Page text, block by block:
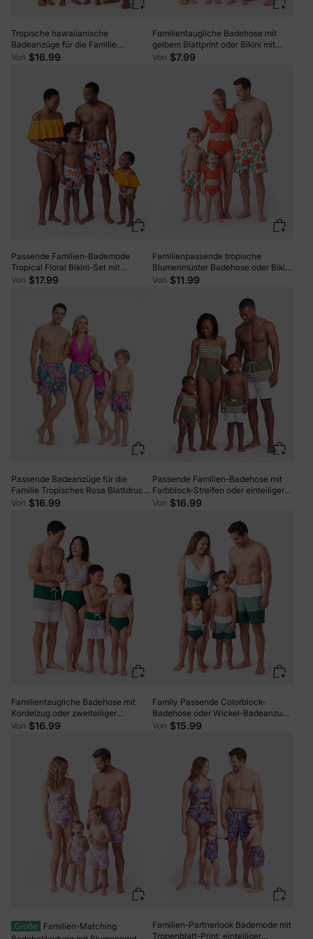
Tropische hawaiianische
Badeanzüge für die Familie
passende Bademode orange
Von $16.99
Familientaugliche Badehose mit
gelbem Blattprint oder Bikini mit
gerüschten Flatterärmeln und
Von $7.99
Passende Familien-Bademode
Tropical Floral Bikini-Set mit
Rüschentop für Mama & Tochter,
Leuchtende Sommer-Strandoutfits
Von $17.99
Familienpassende tropische
Blumenmuster Badehose oder Bikini
mit Rüschensaum und optionalem
Von $11.99
Passende Badeanzüge für die
Familie Tropisches Rosa Blattdruck
Neckholder Einteiliges
Von $16.99
Passende Familien-Badehose mit
Farbblock-Streifen oder einteiliger
One-Shoulder-Badeanzug
Von $16.99
Familientaugliche Badehose mit
Kordelzug oder zweiteiliger
Badeanzug mit gestreifter
Von $16.99
Family Passende Colorblock-
Badehose oder Wickel-Badeanzug
Von $15.99
Große
Familien-Matching
Familien-Partnerlook Bademode mit
Tropenblatt-Print: einteiliger